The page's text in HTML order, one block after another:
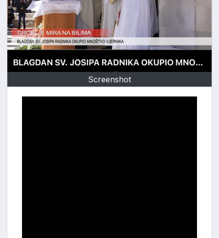
Screenshot